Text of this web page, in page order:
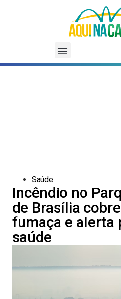
Saúde
Incêndio no
de Brasília
fumaça e alerta
saúde